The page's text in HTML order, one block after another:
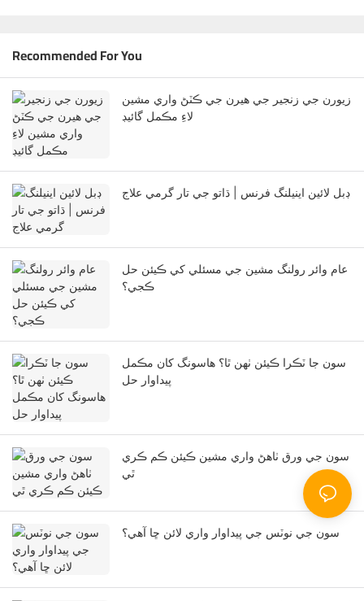
Recommended For You
زيورن جي زنجير جي هيرن جي ڪٽڻ واري مشين
لاءِ مڪمل گائيڊ
ڊبل لائين اينيلنگ فرنس | ڌاتو جي تار گرمي علاج
عام وائر رولنگ مشين جي مسئلي کي ڪيئن حل
ڪجي؟
سون جا ٽڪرا ڪيئن ٺهن ٿا؟ هاسونگ کان مڪمل
پيداوار حل
سون جي ورق ٺاهڻ واري مشين ڪيئن ڪم ڪري
ٿي
سون جي نوٽس جي پيداوار واري لائن ڇا آهي؟